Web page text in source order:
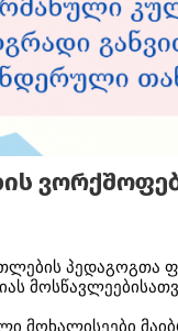
პედაგოგთა
მოხალისეები